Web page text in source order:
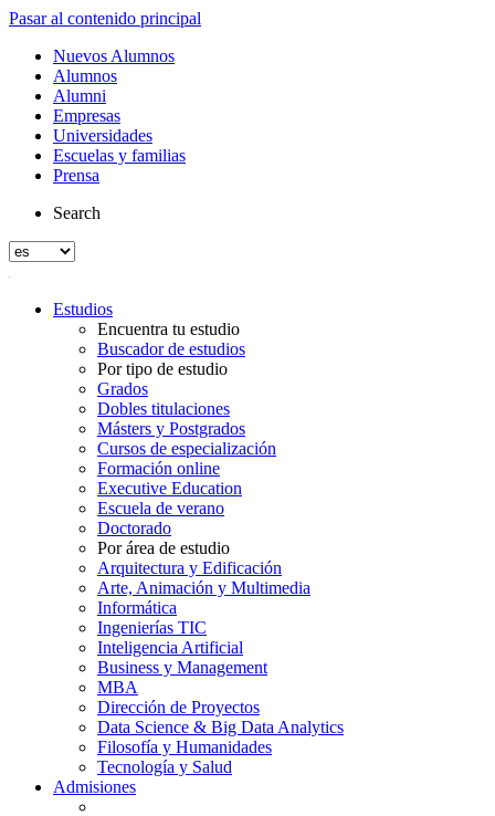
Pasar al contenido principal
Nuevos Alumnos
Alumnos
Alumni
Empresas
Universidades
Escuelas y familias
Prensa
Search
Estudios
Encuentra tu estudio
Buscador de estudios
Por tipo de estudio
Grados
Dobles titulaciones
Másters y Postgrados
Cursos de especialización
Formación online
Executive Education
Escuela de verano
Doctorado
Por área de estudio
Arquitectura y Edificación
Arte, Animación y Multimedia
Informática
Ingenierías TIC
Inteligencia Artificial
Business y Management
MBA
Dirección de Proyectos
Data Science & Big Data Analytics
Filosofía y Humanidades
Tecnología y Salud
Admisiones